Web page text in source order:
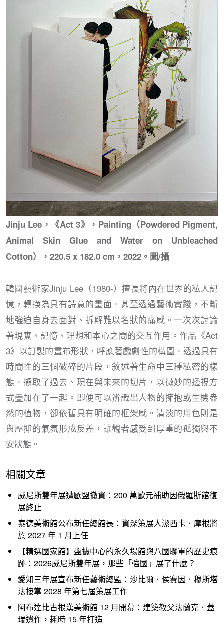
Jinju Lee，《Act 3》，Painting（Powdered Pigment,
Animal Skin Glue and Water on Unbleached
Cotton），220.5 x 182.0 cm，2022。圖/攝
韓國藝術家Jinju Lee（1980-）擅長將內在世界的私人記
憶，轉換為具有詩意的畫面。甚至透過藝術實踐，不斷
地強迫自身去面對、拆解難以名狀的痛感。一次次討論
著現實、記憶、理想和本心之間的交互作用。作品《Act
3》以訂製的畫布形狀，呼應著戲劇性的構圖。透過具有
時間性的三個破碎的片段，敘述著生命中三種私密的樣
態。擷取了過去、現在與未來的切片，以微妙的透視方
式疊加在了一起。即便可以辨識出人物的擁抱或生機盎
然的植物，卻依舊具有明確的框架感。清淡的用色則是
與壓抑的氣氛形成反差，讓觀者感受到厚重的孤獨與不
安狀態。
相關文章
威尼斯雙年展遭歐盟撤資：200 萬歐元補助因俄羅斯館復
展終止
泰德美術館公布新任總館長：資深策展人潔西卡．摩根將
於 2027 年 1 月上任
【精選國家館】盤據中心的永久場館與八國聯軍的歷史痕
跡：2026威尼斯雙年展，那些「強國」展了什麼？
愛知三年展宣布新任藝術總監：沙比爾．侯賽因．穆斯塔
法接掌 2028 年第七屆策展工作
阿布達比古根漢美術館 12 月開幕：建築教父法蘭克．蓋
瑞遺作，耗時 15 年打造